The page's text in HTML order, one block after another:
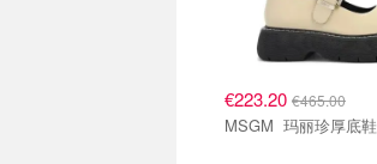
€223.20 €465.00
MSGM 玛丽珍厚底鞋